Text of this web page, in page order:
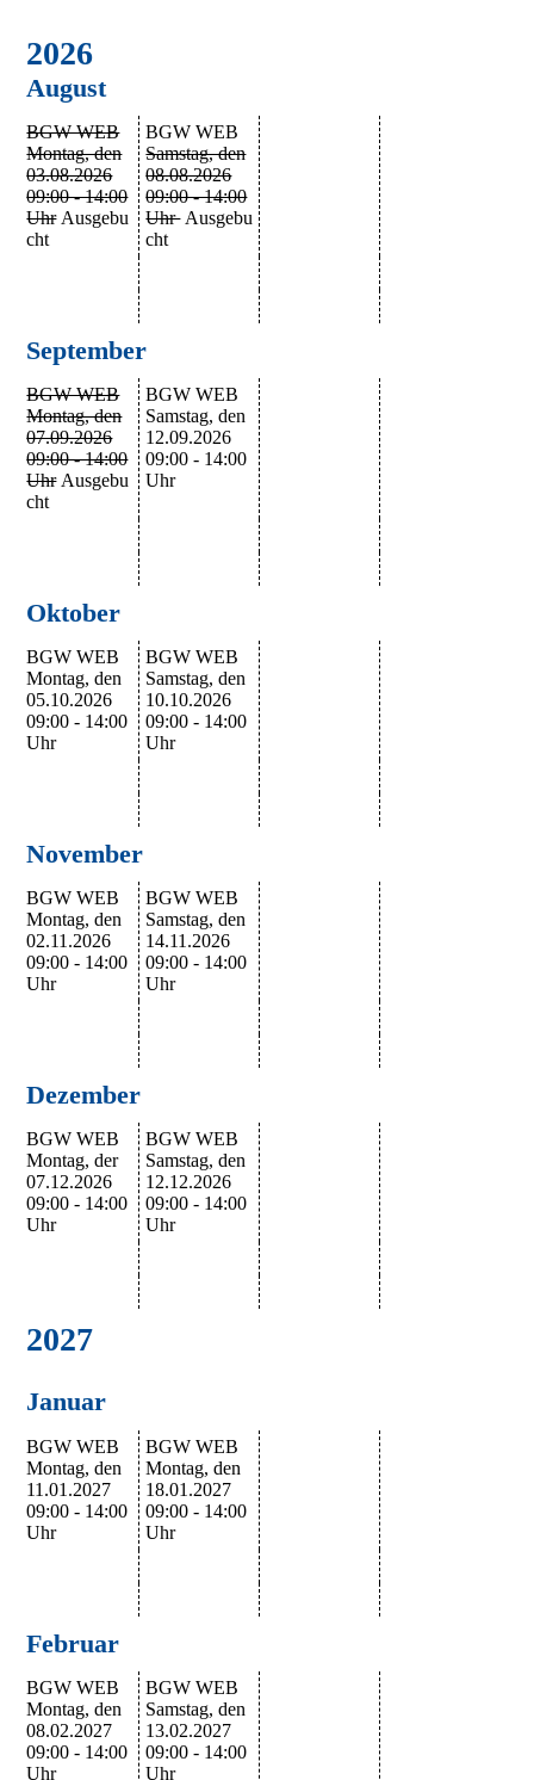
2026
August
BGW WEB
Montag, den
03.08.2026
09:00 - 14:00
UhrAusgebu
cht
BGW WEB
Samstag, den
08.08.2026
09:00 - 14:00
UhrAusgebu
cht
September
BGW WEB
Montag, den
07.09.2026
09:00 - 14:00
UhrAusgebu
cht
BGW WEB
Samstag, den
12.09.2026
09:00 - 14:00
Uhr
Oktober
BGW WEB
Montag, den
05.10.2026
09:00 - 14:00
Uhr
BGW WEB
Samstag, den
10.10.2026
09:00 - 14:00
Uhr
November
BGW WEB
Montag, den
02.11.2026
09:00 - 14:00
Uhr
BGW WEB
Samstag, den
14.11.2026
09:00 - 14:00
Uhr
Dezember
BGW WEB
Montag, der
07.12.2026
09:00 - 14:00
Uhr
BGW WEB
Samstag, den
12.12.2026
09:00 - 14:00
Uhr
2027
Januar
BGW WEB
Montag, den
11.01.2027
09:00 - 14:00
Uhr
BGW WEB
Montag, den
18.01.2027
09:00 - 14:00
Uhr
Februar
BGW WEB
Montag, den
08.02.2027
09:00 - 14:00
Uhr
BGW WEB
Samstag, den
13.02.2027
09:00 - 14:00
Uhr